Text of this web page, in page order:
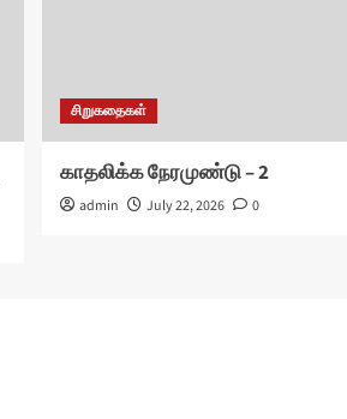
சிறுகதைகள்
காதலிக்க நேரமுண்டு – 2
admin July 22, 2026 0